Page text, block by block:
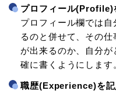
プロフィール(Profile)
プロフィール欄では
るのと併せて、その
が出来るのか、自分
確に書くようにします
職歴(Experience)を記